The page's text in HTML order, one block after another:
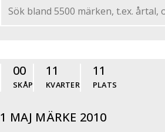
00
SKÅP
11
KVARTER
11
PLATS
1 MAJ MÄRKE 2010